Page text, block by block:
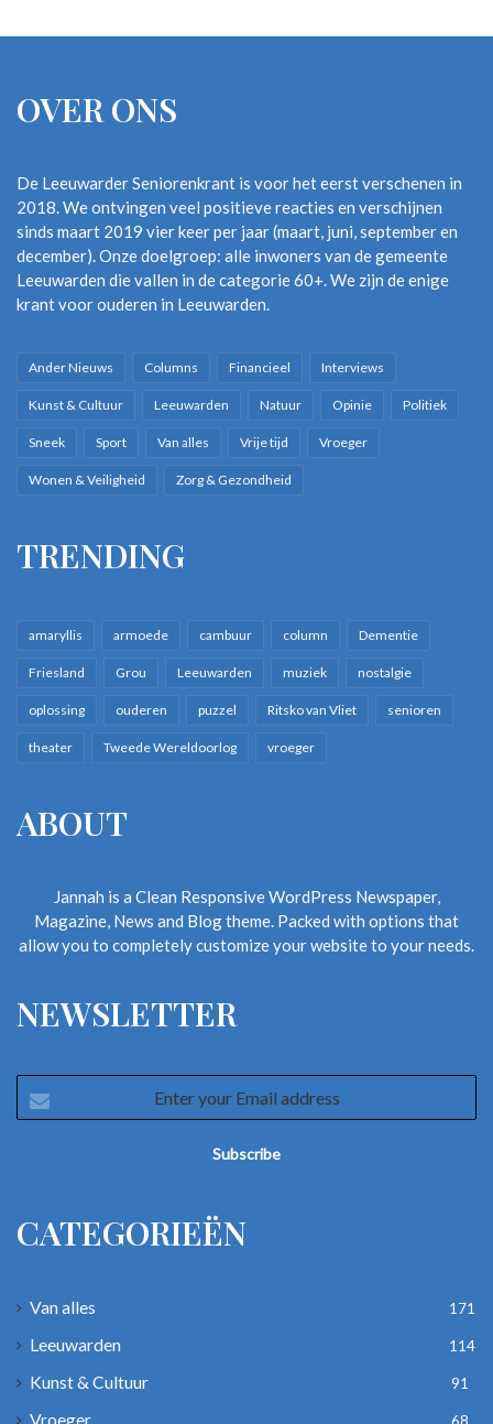
OVER ONS
De Leeuwarder Seniorenkrant is voor het eerst verschenen in
2018. We ontvingen veel positieve reacties en verschijnen
sinds maart 2019 vier keer per jaar (maart, juni, september en
december). Onze doelgroep: alle inwoners van de gemeente
Leeuwarden die vallen in de categorie 60+. We zijn de enige
krant voor ouderen in Leeuwarden.
Ander Nieuws Columns Financieel Interviews
Kunst & Cultuur Leeuwarden Natuur Opinie Politiek
Sneek Sport Van alles Vrije tijd Vroeger
Wonen & Veiligheid Zorg & Gezondheid
TRENDING
amaryllis armoede cambuur column Dementie
Friesland Grou Leeuwarden muziek nostalgie
oplossing ouderen puzzel Ritsko van Vliet senioren
theater Tweede Wereldoorlog vroeger
ABOUT
Jannah is a Clean Responsive WordPress Newspaper,
Magazine, News and Blog theme. Packed with options that
allow you to completely customize your website to your needs.
NEWSLETTER
your
CATEGORIEËN
Van alles 171
Leeuwarden 114
Kunst & Cultuur 91
Vroeger